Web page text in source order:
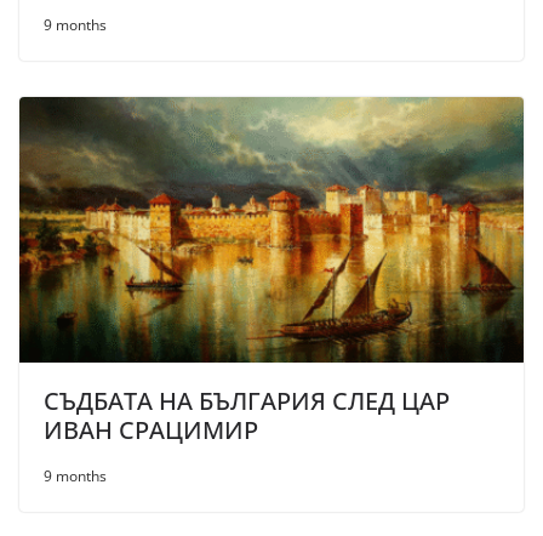
9 months
СЪДБАТА НА БЪЛГАРИЯ СЛЕД ЦАР
ИВАН СРАЦИМИР
9 months